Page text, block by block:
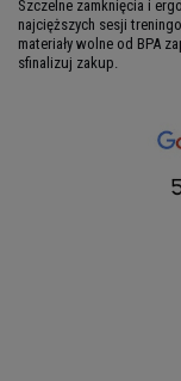
Szczelne zamknięcia i
najcięższych sesji
materiały wolne od BPA
sfinalizuj zakup.